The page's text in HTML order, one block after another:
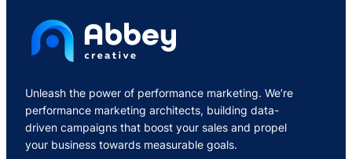
Unleash the power of performance marketing. We’re
performance marketing architects, building data-
driven campaigns that boost your sales and propel
your business towards measurable goals.